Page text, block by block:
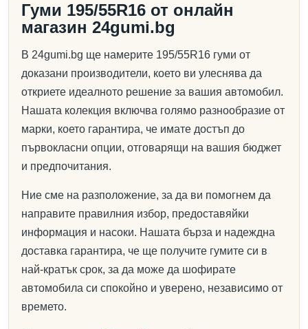
Гуми 195/55R16 от онлайн
магазин 24gumi.bg
В 24gumi.bg ще намерите 195/55R16 гуми от
доказани производители, което ви улеснява да
откриете идеалното решение за вашия автомобил.
Нашата колекция включва голямо разнообразие от
марки, което гарантира, че имате достъп до
първокласни опции, отговарящи на вашия бюджет
и предпочитания.
Ние сме на разположение, за да ви помогнем да
направите правилния избор, предоставяйки
информация и насоки. Нашата бърза и надеждна
доставка гарантира, че ще получите гумите си в
най-кратък срок, за да може да шофирате
автомобила си спокойно и уверено, независимо от
времето.